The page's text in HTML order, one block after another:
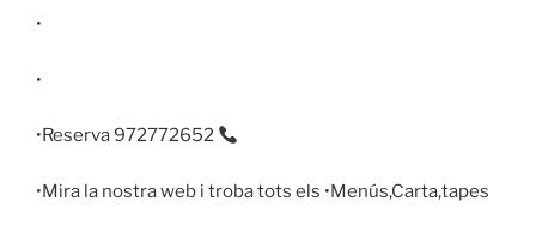
•
•
•Reserva 972772652
•Mira la nostra web i troba tots els •Menús,Carta,tapes